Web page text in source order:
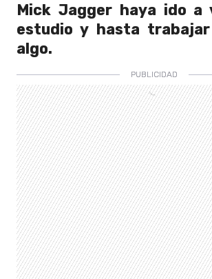
Mick Jagger haya ido a
estudio y hasta
algo.